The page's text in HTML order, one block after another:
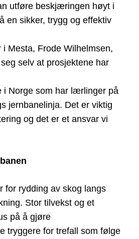
utføre beskjæringen høyt i
en sikker, trygg og effektiv
i Mesta, Frode Wilhelmsen,
selv at prosjektene har
i Norge som har lærlinger på
jernbanelinja. Det er viktig
og det er et ansvar vi
for rydding av skog langs
Stor tilvekst og et
på å gjøre
tryggere for trefall som følge